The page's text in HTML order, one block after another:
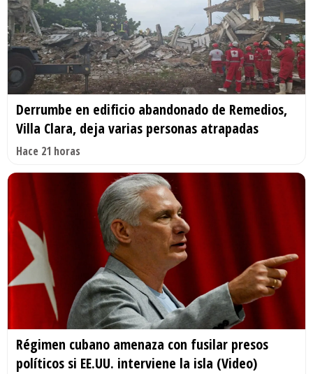
Derrumbe en edificio abandonado de Remedios,
Villa Clara, deja varias personas atrapadas
Hace 21 horas
Régimen cubano amenaza con fusilar presos
políticos si EE.UU. interviene la isla (Video)